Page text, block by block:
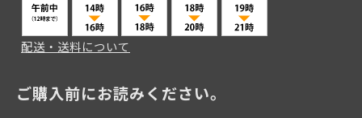
配送・送料について
ご購入前にお読みください。